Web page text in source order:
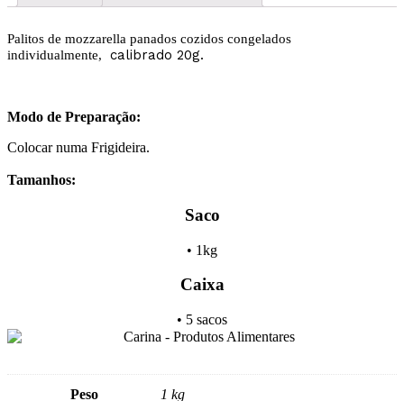
Palitos de mozzarella panados cozidos congelados
individualmente,
calibrado 20g.
Modo de Preparação:
Colocar numa Frigideira.
Tamanhos:
Saco
• 1kg
Caixa
• 5 sacos
Peso 1 kg